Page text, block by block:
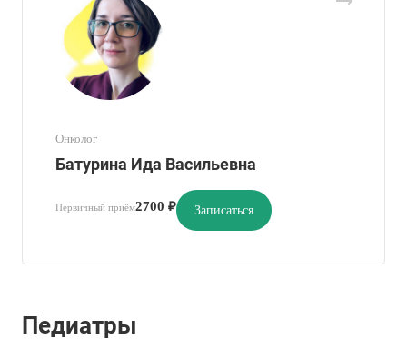
Онколог
Батурина Ида Васильевна
Первичный приём2700 ₽ Записаться
Педиатры